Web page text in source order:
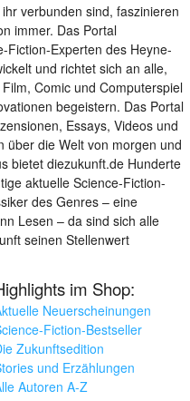
verbunden sind, faszinieren
immer. Das Portal
Fiction-Experten des Heyne-
und richtet sich an alle,
Comic und Computerspiel
begeistern. Das Portal
Essays, Videos und
über die Welt von morgen und
bietet diezukunft.de Hunderte
aktuelle Science-Fiction-
des Genres – eine
Lesen – da sind sich alle
seinen Stellenwert
im Shop:
Neuerscheinungen
Fiction-Bestseller
Zukunftsedition
und Erzählungen
Autoren A-Z